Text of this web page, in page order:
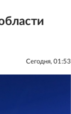
Сегодня, 01:53